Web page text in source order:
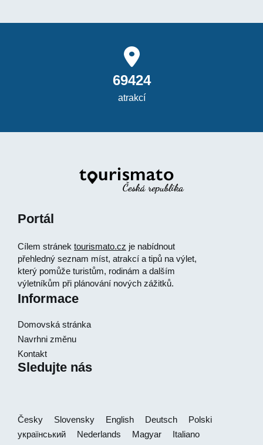
69424
atrakcí
Portál
Cílem stránek tourismato.cz je nabídnout
přehledný seznam míst, atrakcí a tipů na výlet,
který pomůže turistům, rodinám a dalším
výletníkům při plánování nových zážitků.
Informace
Domovská stránka
Navrhni změnu
Kontakt
Sledujte nás
Česky Slovensky English Deutsch
Polski
український
Nederlands Magyar
Italiano